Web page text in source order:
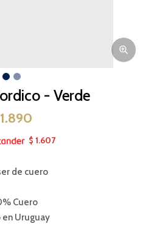
- Verde
1.890
$ 1.607
de cuero
Cuero
en Uruguay